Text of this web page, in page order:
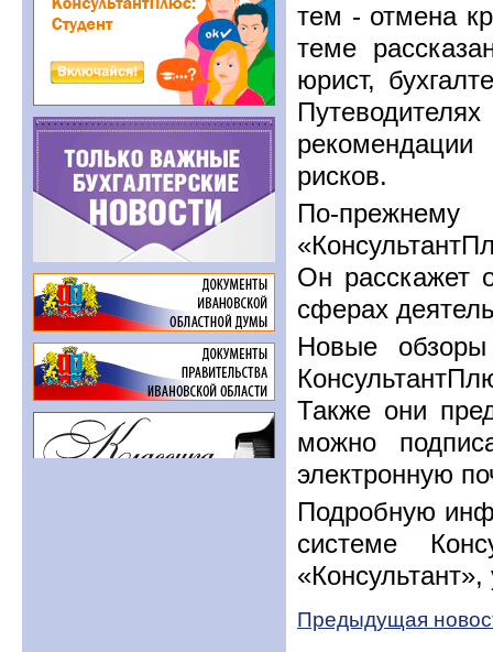
тем - отмена
теме
юрист,
рисков.
По-
Он расскажет
сферах
Новые обзоры
Также они
можно
электронную
Подробную
системе
Предыдущая